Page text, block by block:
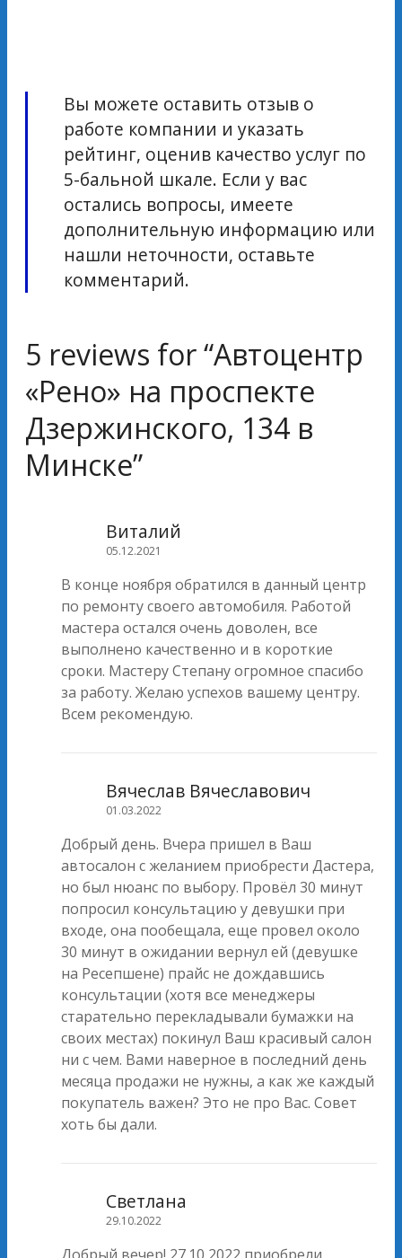
Вы можете оставить отзыв о
работе компании и указать
рейтинг, оценив качество услуг по
5-бальной шкале. Если у вас
остались вопросы, имеете
дополнительную информацию или
нашли неточности, оставьте
комментарий.
5 reviews for “Автоцентр
«Рено» на проспекте
Дзержинского, 134 в
Минске”
Виталий
05.12.2021
В конце ноября обратился в данный центр
по ремонту своего автомобиля. Работой
мастера остался очень доволен, все
выполнено качественно и в короткие
сроки. Мастеру Степану огромное спасибо
за работу. Желаю успехов вашему центру.
Всем рекомендую.
Вячеслав Вячеславович
01.03.2022
Добрый день. Вчера пришел в Ваш
автосалон с желанием приобрести Дастера,
но был нюанс по выбору. Провёл 30 минут
попросил консультацию у девушки при
входе, она пообещала, еще провел около
30 минут в ожидании вернул ей (девушке
на Ресепшене) прайс не дождавшись
консультации (хотя все менеджеры
старательно перекладывали бумажки на
своих местах) покинул Ваш красивый салон
ни с чем. Вами наверное в последний день
месяца продажи не нужны, а как же каждый
покупатель важен? Это не про Вас. Совет
хоть бы дали.
Светлана
29.10.2022